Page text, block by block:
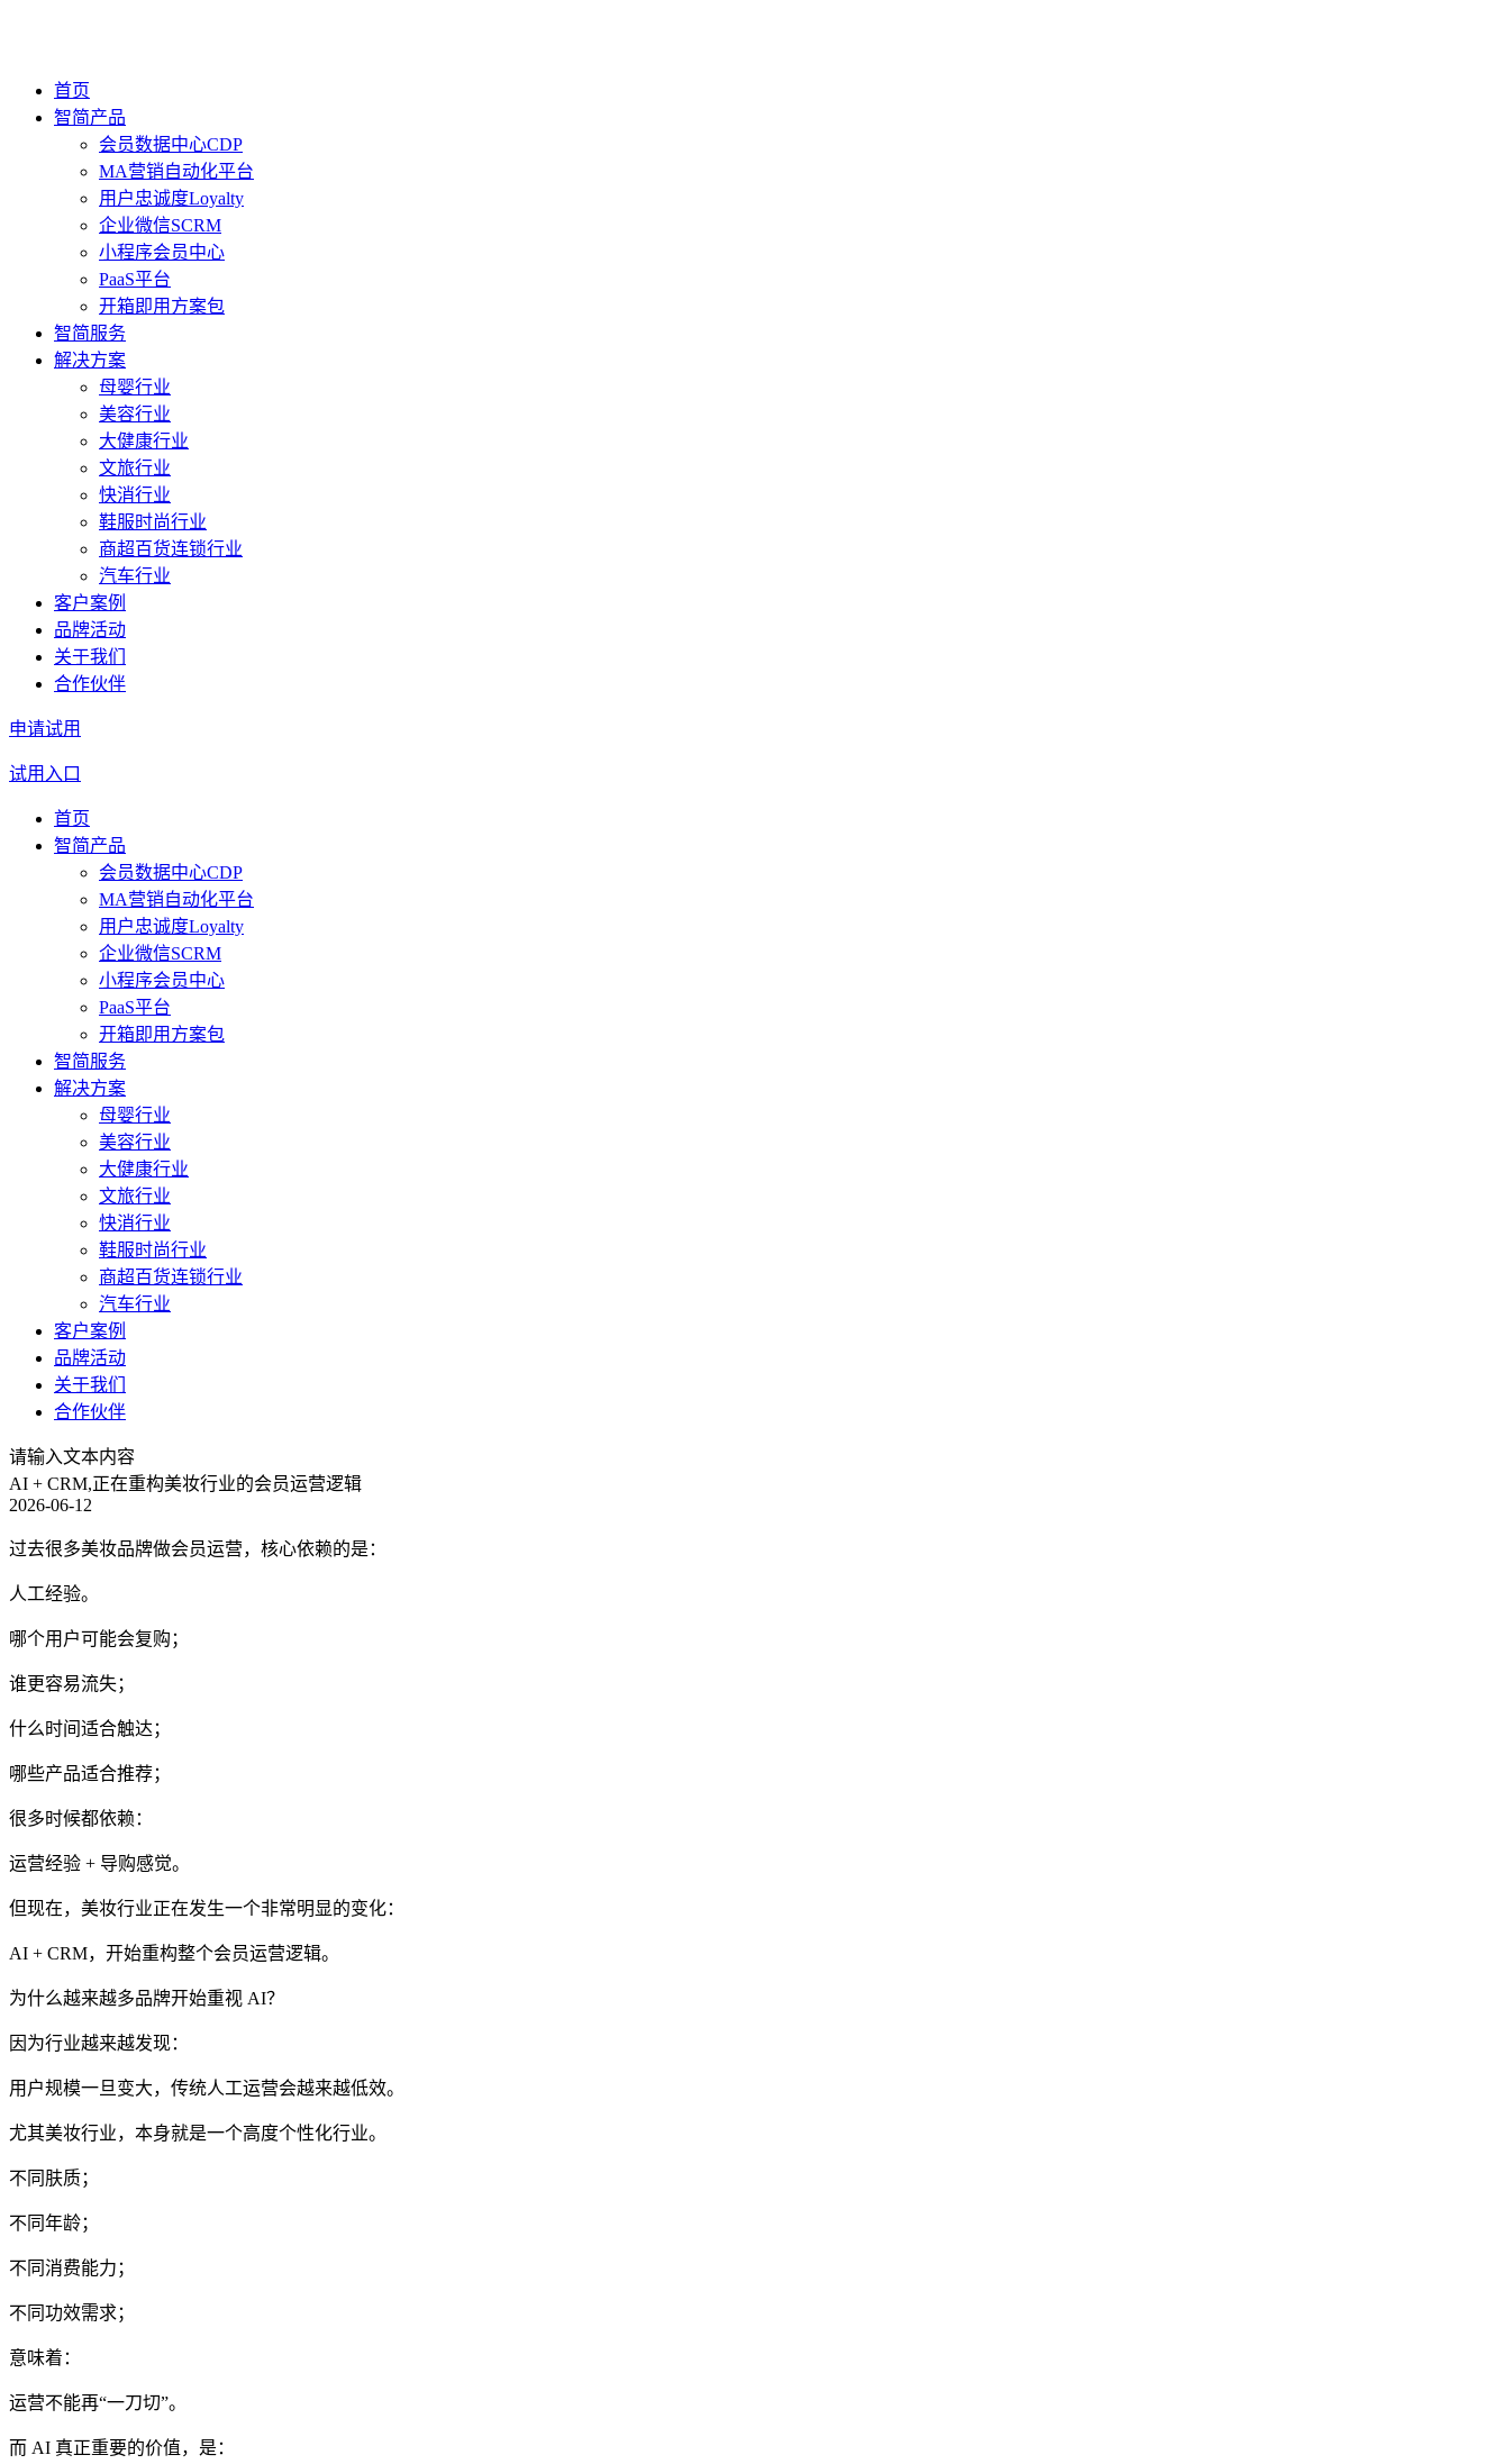
首页
智简产品
会员数据中心CDP
MA营销自动化平台
用户忠诚度Loyalty
企业微信SCRM
小程序会员中心
PaaS平台
开箱即用方案包
智简服务
解决方案
母婴行业
美容行业
大健康行业
文旅行业
快消行业
鞋服时尚行业
商超百货连锁行业
汽车行业
客户案例
品牌活动
关于我们
合作伙伴
申请试用
试用入口
首页
智简产品
会员数据中心CDP
MA营销自动化平台
用户忠诚度Loyalty
企业微信SCRM
小程序会员中心
PaaS平台
开箱即用方案包
智简服务
解决方案
母婴行业
美容行业
大健康行业
文旅行业
快消行业
鞋服时尚行业
商超百货连锁行业
汽车行业
客户案例
品牌活动
关于我们
合作伙伴
请输入文本内容
AI + CRM,正在重构美妆行业的会员运营逻辑
2026-06-12
过去很多美妆品牌做会员运营，核心依赖的是：
人工经验。
哪个用户可能会复购；
谁更容易流失；
什么时间适合触达；
哪些产品适合推荐；
很多时候都依赖：
运营经验 + 导购感觉。
但现在，美妆行业正在发生一个非常明显的变化：
AI + CRM，开始重构整个会员运营逻辑。
为什么越来越多品牌开始重视 AI？
因为行业越来越发现：
用户规模一旦变大，传统人工运营会越来越低效。
尤其美妆行业，本身就是一个高度个性化行业。
不同肤质；
不同年龄；
不同消费能力；
不同功效需求；
意味着：
运营不能再“一刀切”。
而 AI 真正重要的价值，是：